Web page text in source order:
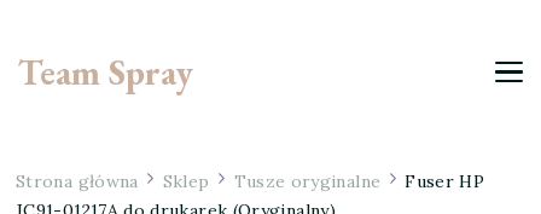
Team Spray
Strona główna Sklep Tusze oryginalne
Fuser HP